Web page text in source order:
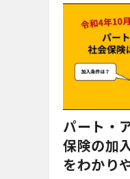
パート・
保険の加
をわかり